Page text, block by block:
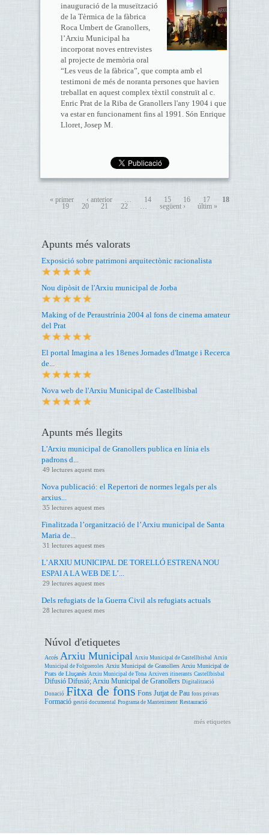
inauguració de la museïtzació
de la Tèrmica de la fàbrica
Roca Umbert de Granollers,
l’Arxiu Municipal ha
incorporat noves entrevistes
al projecte de memòria oral
“Les veus de la fàbrica”, que compta amb el
testimoni de més de noranta persones que havien
treballat en aquest complex tèxtil construït al c.
Enric Prat de la Riba de Granollers l'any 1904 i que
va estar en funcionament fins al 1991. Són Enrique
Lloret, Josep M.
« primer ‹ anterior … 14 15 16 17
18
19
20 21 22 … següent › últim »
Apunts més valorats
Exposició sobre patrimoni arquitectònic racionalista
Nou dipòsit de l'Arxiu municipal de Jorba
Making of de Peraustrínia 2004 al fons de cinema amateur
del Prat
El portal Imagina a les 18enes Jornades d'Imatge i Recerca
de...
Nova web de l'Arxiu Municipal de Castellbisbal
Apunts més llegits
L'Arxiu municipal de Granollers publica en línia els
padrons d...
49 lectures aquest mes
Nova publicació: el Repertori de normes legals per als
arxius...
35 lectures aquest mes
Finalitzada l’organització de l’Arxiu municipal de Santa
Maria de...
31 lectures aquest mes
L’ARXIU MUNICIPAL DE TORELLÓ ESTRENA NOU
ESPAI A LA WEB DE L’...
29 lectures aquest mes
Dels refugiats de la Guerra Civil als refugiats actuals
28 lectures aquest mes
Núvol d'etiquetes
Accés Arxiu Municipal Arxiu Municipal de Castellbisbal Arxiu
Municipal de Folgueroles Arxiu Municipal de Granollers Arxiu Municipal de
Prats de Lluçanès Arxiu Municipal de Tona Arxivers itinerants Castellbisbal
Difusió Difusió; Arxiu Municipal de Granollers Digitalització
Donació Fitxa de fons Fons Jutjat de Pau fons privats
Formació gestió documental Programa de Manteniment Restauració
més etiquetes